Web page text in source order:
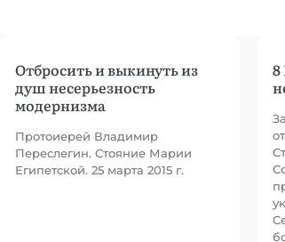
Отбросить и выкинуть из
душ несерьезность
модернизма
Протоиерей Владимир
Переслегин. Стояние Марии
Египетской. 25 марта 2015 г.
8